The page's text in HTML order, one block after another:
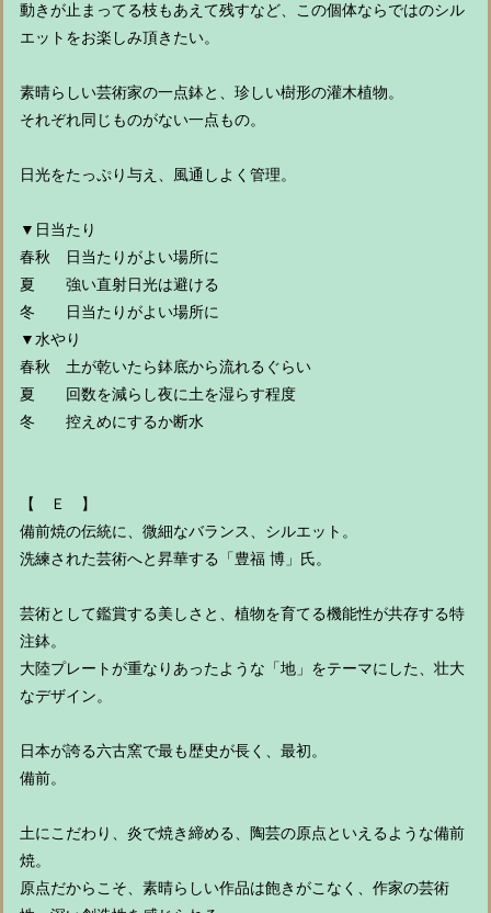
動きが止まってる枝もあえて残すなど、この個体ならではのシル
エットをお楽しみ頂きたい。
素晴らしい芸術家の一点鉢と、珍しい樹形の灌木植物。
それぞれ同じものがない一点もの。
日光をたっぷり与え、風通しよく管理。
▼日当たり
春秋 日当たりがよい場所に
夏 強い直射日光は避ける
冬 日当たりがよい場所に
▼水やり
春秋 土が乾いたら鉢底から流れるぐらい
夏 回数を減らし夜に土を湿らす程度
冬 控えめにするか断水
【 Ｅ 】
備前焼の伝統に、微細なバランス、シルエット。
洗練された芸術へと昇華する「豊福 博」氏。
芸術として鑑賞する美しさと、植物を育てる機能性が共存する特
注鉢。
大陸プレートが重なりあったような「地」をテーマにした、壮大
なデザイン。
日本が誇る六古窯で最も歴史が長く、最初。
備前。
土にこだわり、炎で焼き締める、陶芸の原点といえるような備前
焼。
原点だからこそ、素晴らしい作品は飽きがこなく、作家の芸術